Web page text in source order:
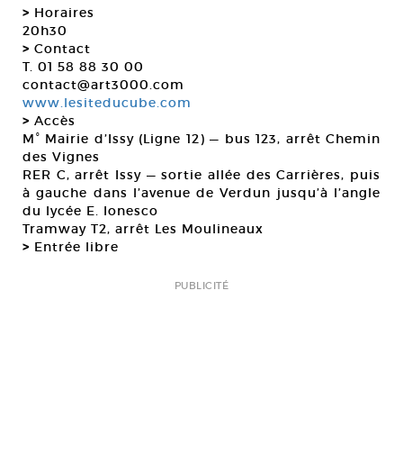
> Horaires
20h30
> Contact
T. 01 58 88 30 00
contact@art3000.com
www.lesiteducube.com
> Accès
M° Mairie d’Issy (Ligne 12) — bus 123, arrêt Chemin
des Vignes
RER C, arrêt Issy — sortie allée des Carrières, puis
à gauche dans l’avenue de Verdun jusqu’à l’angle
du lycée E. Ionesco
Tramway T2, arrêt Les Moulineaux
> Entrée libre
PUBLICITÉ